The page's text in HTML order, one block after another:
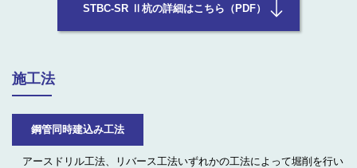
STBC-SR Ⅱ杭の詳細はこちら（PDF）
施工法
鋼管同時建込み工法
アースドリル工法、リバース工法いずれかの工法によって堀削を行い